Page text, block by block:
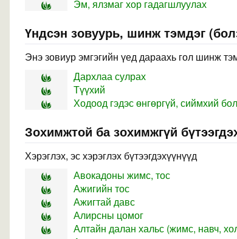
Эм, ялзмаг хор гадагшлуулах
Үндсэн зовуурь, шинж тэмдэг
Энэ зовиур эмгэгийн үед дараахь гол шинж
Дархлаа сулрах
Түүхий
Ходоод гэдэс өнгөргүй, сиймхий
Зохимжтой ба зохимжгүй
Хэрэглэх, эс хэрэглэх бүтээгдэхүүнүүд
Авокадоны жимс, тос
Ажигийн тос
Ажигтай давс
Алирсны цомог
Алтайн далан хальс (жимс, навч,